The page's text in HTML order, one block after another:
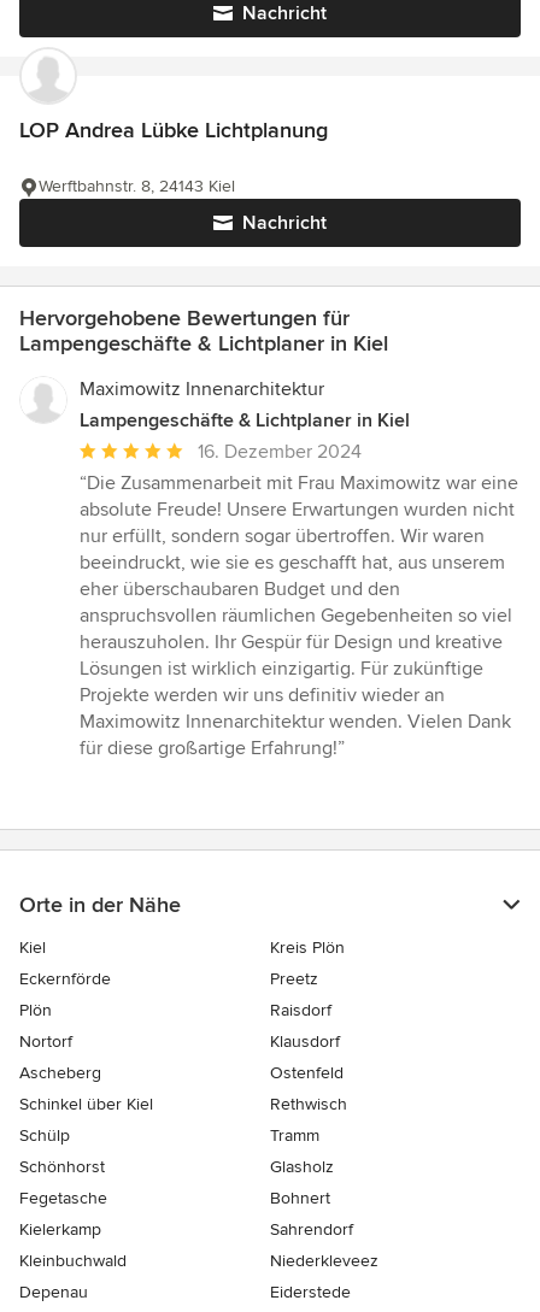
Nachricht
LOP Andrea Lübke Lichtplanung
Nachricht
Werftbahnstr. 8, 24143 Kiel
Hervorgehobene Bewertungen für
Lampengeschäfte & Lichtplaner in Kiel
Maximowitz Innenarchitektur
Lampengeschäfte & Lichtplaner in Kiel
Durchschnittliche
Bewertung:
5
von
5
Sternen
16. Dezember 2024
“Die Zusammenarbeit mit Frau Maximowitz war eine
absolute Freude! Unsere Erwartungen wurden nicht
nur erfüllt, sondern sogar übertroffen. Wir waren
beeindruckt, wie sie es geschafft hat, aus unserem
eher überschaubaren Budget und den
anspruchsvollen räumlichen Gegebenheiten so viel
herauszuholen. Ihr Gespür für Design und kreative
Lösungen ist wirklich einzigartig. Für zukünftige
Projekte werden wir uns definitiv wieder an
Maximowitz Innenarchitektur wenden. Vielen Dank
für diese großartige Erfahrung!”
Orte in der Nähe
Kiel
Kreis Plön
Eckernförde
Preetz
Plön
Raisdorf
Nortorf
Klausdorf
Ascheberg
Ostenfeld
Schinkel über Kiel
Rethwisch
Schülp
Tramm
Schönhorst
Glasholz
Fegetasche
Bohnert
Kielerkamp
Sahrendorf
Kleinbuchwald
Niederkleveez
Depenau
Eiderstede